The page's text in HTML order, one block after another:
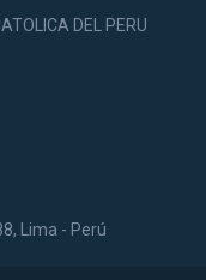
DEL PERU
Lima - Perú